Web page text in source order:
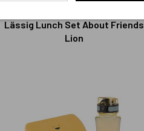
Lässig Lunch Set About Friends
Lion